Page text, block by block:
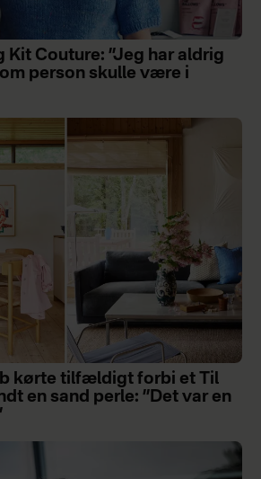
Kit Couture: ”Jeg har aldrig
person skulle være i
kørte tilfældigt forbi et Til
en sand perle: ”Det var en